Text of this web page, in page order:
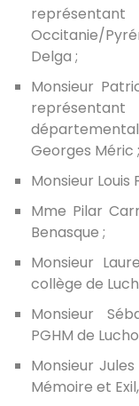
Occitanie/
Delga ;
Monsieur
Georges Méric ;
Monsieur Louis
Mme Pilar
Benasque ;
Monsieur
collège de
Monsieur
PGHM de
Monsieur
Mémoire et Exil,